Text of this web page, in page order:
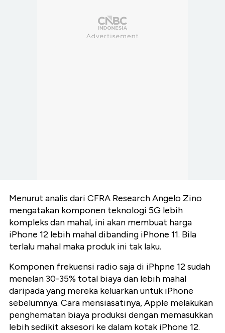
Menurut analis dari CFRA Research Angelo Zino
mengatakan komponen teknologi 5G lebih
kompleks dan mahal, ini akan membuat harga
iPhone 12 lebih mahal dibanding iPhone 11. Bila
terlalu mahal maka produk ini tak laku.
Komponen frekuensi radio saja di iPhpne 12 sudah
menelan 30-35% total biaya dan lebih mahal
daripada yang mereka keluarkan untuk iPhone
sebelumnya. Cara mensiasatinya, Apple melakukan
penghematan biaya produksi dengan memasukkan
lebih sedikit aksesori ke dalam kotak iPhone 12.